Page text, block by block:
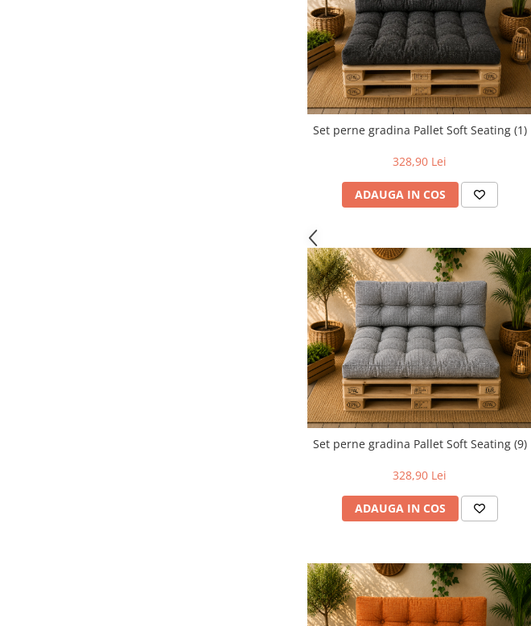
Set perne gradina Pallet Soft Seating (1)
328,90 Lei
ADAUGA IN COS
Set perne gradina Pallet Soft Seating (9)
328,90 Lei
ADAUGA IN COS